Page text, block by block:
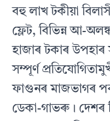
বহু লাখ টকীয়া
ফ্লেট, বিভিন্ন আ-
হাজাৰ টকাৰ উপহাৰ
সম্পূর্ণ
ফাগুনৰ মাজভাগৰ
ডেকা-গাভৰু। দেশৰ